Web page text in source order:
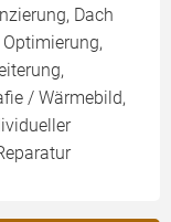
Dach
/ Wärmebild,